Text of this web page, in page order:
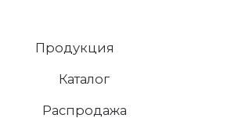
Продукция
Каталог
Распродажа